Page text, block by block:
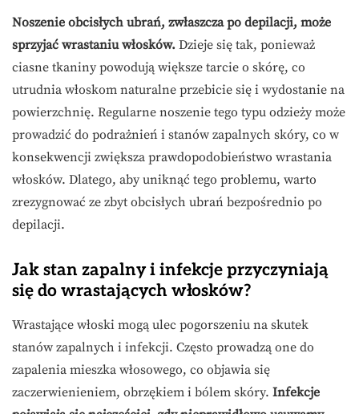
Noszenie obcisłych ubrań, zwłaszcza po depilacji, może
sprzyjać wrastaniu włosków. Dzieje się tak, ponieważ
ciasne tkaniny powodują większe tarcie o skórę, co
utrudnia włoskom naturalne przebicie się i wydostanie na
powierzchnię. Regularne noszenie tego typu odzieży może
prowadzić do podrażnień i stanów zapalnych skóry, co w
konsekwencji zwiększa prawdopodobieństwo wrastania
włosków. Dlatego, aby uniknąć tego problemu, warto
zrezygnować ze zbyt obcisłych ubrań bezpośrednio po
depilacji.
Jak stan zapalny i infekcje przyczyniają
się do wrastających włosków?
Wrastające włoski mogą ulec pogorszeniu na skutek
stanów zapalnych i infekcji. Często prowadzą one do
zapalenia mieszka włosowego, co objawia się
zaczerwienieniem, obrzękiem i bólem skóry. Infekcje